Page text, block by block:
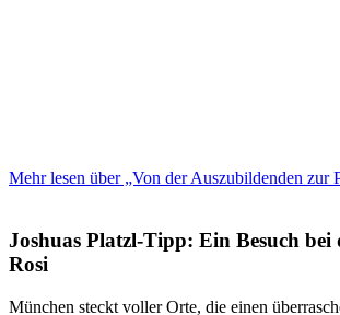
Mehr lesen über „Von der Auszubildenden zur
Joshuas Platzl-Tipp: Ein Besuch bei
Rosi
München steckt voller Orte, die einen